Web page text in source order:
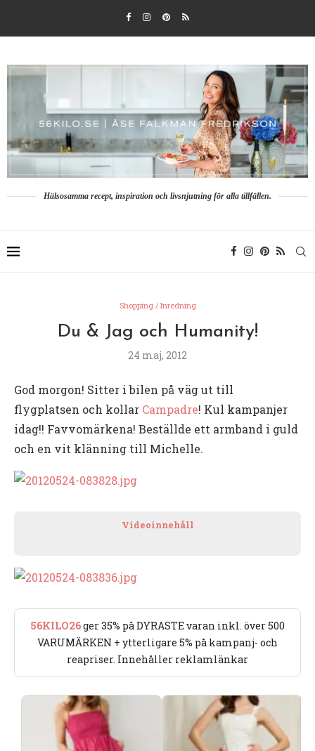
Hälsosamma recept, inspiration och livsnjutning för alla tillfällen.
Shopping / Inredning
Du & Jag och Humanity!
24 maj, 2012
God morgon! Sitter i bilen på väg ut till
flygplatsen och kollar Campadre! Kul kampanjer
idag!! Favvomärkena! Beställde ett armband i guld
och en vit klänning till Michelle.
Videoinnehåll
56KILO26ger 35% på DYRASTE varan inkl. över 500
VARUMÄRKEN + ytterligare 5% på kampanj- och
reapriser. Innehåller reklamlänkar